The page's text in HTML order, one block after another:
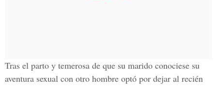
Tras el parto y temerosa de que su marido conociese su
aventura sexual con otro hombre optó por dejar al recién